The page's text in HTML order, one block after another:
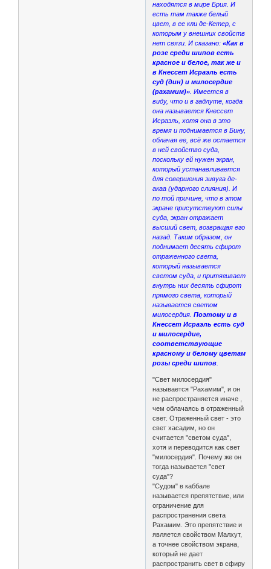
находятся в мире Брия. И
есть там также белый
цвет, в ее кли де-Кетер, с
которым у внешних свойств
нет связи. И сказано:«Как в
розе среди шипов есть
красное и белое, так же и
в Кнессет Исраэль есть
суд (дин) и милосердие
(рахамим)» . Имеется в
виду, что и в гадлуте, когда
она называется Кнессет
Исраэль, хотя она в это
время и поднимается в Бину,
облачая ее, всё же остается
в ней свойство суда,
поскольку ей нужен экран,
который устанавливается
для совершения зивуга де-
акаа (ударного слияния). И
по той причине, что в этом
экране присутствуют силы
суда, экран отражает
высший свет, возвращая его
назад. Таким образом, он
поднимает десять сфирот
отраженного света,
который называется
светом суда, и притягивает
внутрь них десять сфирот
прямого света, который
называется светом
милосердия.Поэтому и в
Кнессет Исраэль есть суд
и милосердие,
соответствующие
красному и белому цветам
розы среди шипов
"Свет милосердия"
называется "Рахамим", и он
не распространяется иначе ,
чем облачаясь в отраженный
свет. Отраженный свет - это
свет хасадим, но он
считается "светом суда",
хотя и переводится как свет
"милосердия". Почему же он
тогда называется "свет
суда"?
"Судом" в каббале
называется препятствие, или
ограничение для
распространения света
Рахамим. Это препятствие и
является свойством Малхут,
а точнее свойством экрана,
который не дает
распространить свет в сфиру